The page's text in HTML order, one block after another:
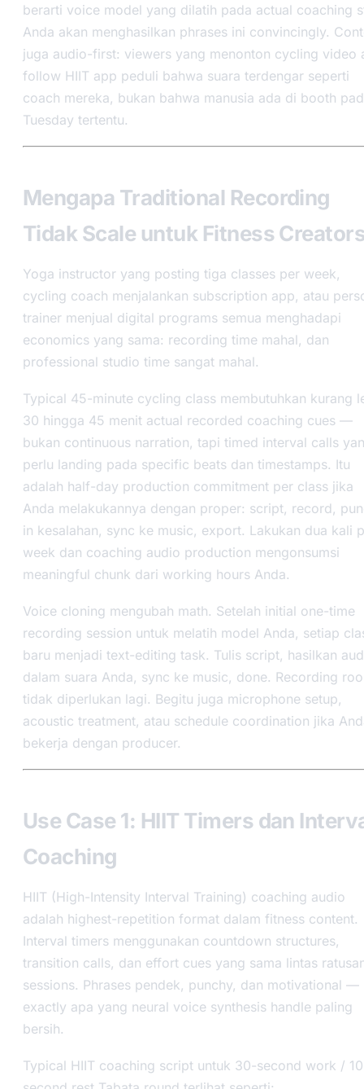
berarti voice model yang dilatih pada actual coaching
Anda akan menghasilkan phrases ini convincingly.
juga audio-first: viewers yang menonton cycling video
follow HIIT app peduli bahwa suara terdengar seperti
coach mereka, bukan bahwa manusia ada di booth
Tuesday tertentu.
Mengapa Traditional Recording
Tidak Scale untuk Fitness
Yoga instructor yang posting tiga classes per week,
cycling coach menjalankan subscription app, atau
trainer menjual digital programs semua menghadapi
economics yang sama: recording time mahal, dan
professional studio time sangat mahal.
Typical 45-minute cycling class membutuhkan kurang
30 hingga 45 menit actual recorded coaching cues —
bukan continuous narration, tapi timed interval calls
perlu landing pada specific beats dan timestamps. Itu
adalah half-day production commitment per class jika
Anda melakukannya dengan proper: script, record,
in kesalahan, sync ke music, export. Lakukan dua kali
week dan coaching audio production mengonsumsi
meaningful chunk dari working hours Anda.
Voice cloning mengubah math. Setelah initial one-time
recording session untuk melatih model Anda, setiap
baru menjadi text-editing task. Tulis script, hasilkan
dalam suara Anda, sync ke music, done. Recording
tidak diperlukan lagi. Begitu juga microphone setup,
acoustic treatment, atau schedule coordination jika
bekerja dengan producer.
Use Case 1: HIIT Timers dan
Coaching
HIIT (High-Intensity Interval Training) coaching audio
adalah highest-repetition format dalam fitness content.
Interval timers menggunakan countdown structures,
transition calls, dan effort cues yang sama lintas
sessions. Phrases pendek, punchy, dan motivational —
exactly apa yang neural voice synthesis handle paling
bersih.
Typical HIIT coaching script untuk 30-second work /